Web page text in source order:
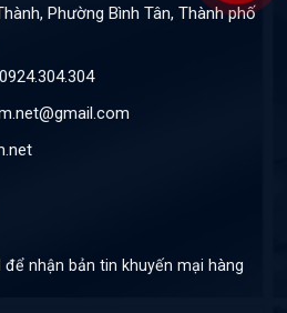
Phường Bình Tân, Thành phố
nhận bản tin khuyến mại hàng